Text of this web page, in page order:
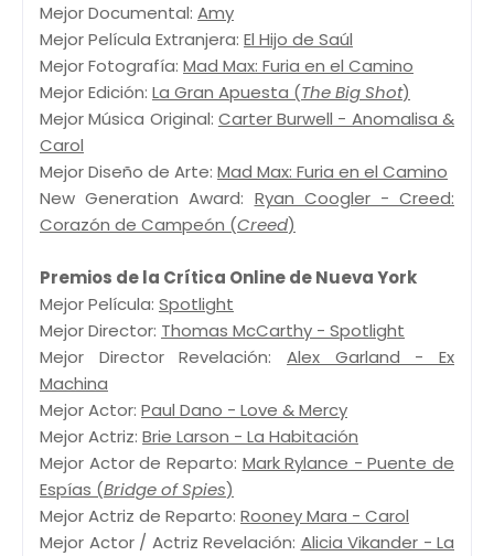
Mejor Documental: Amy
Mejor Película Extranjera: El Hijo de Saúl
Mejor Fotografía: Mad Max: Furia en el Camino
Mejor Edición: La Gran Apuesta (The Big Shot)
Mejor Música Original: Carter Burwell - Anomalisa &
Carol
Mejor Diseño de Arte: Mad Max: Furia en el Camino
New Generation Award: Ryan Coogler - Creed:
Corazón de Campeón (Creed)
Premios de la Crítica Online de Nueva York
Mejor Película: Spotlight
Mejor Director: Thomas McCarthy - Spotlight
Mejor Director Revelación: Alex Garland - Ex
Machina
Mejor Actor: Paul Dano - Love & Mercy
Mejor Actriz: Brie Larson - La Habitación
Mejor Actor de Reparto: Mark Rylance - Puente de
Espías (Bridge of Spies)
Mejor Actriz de Reparto: Rooney Mara - Carol
Mejor Actor / Actriz Revelación: Alicia Vikander - La